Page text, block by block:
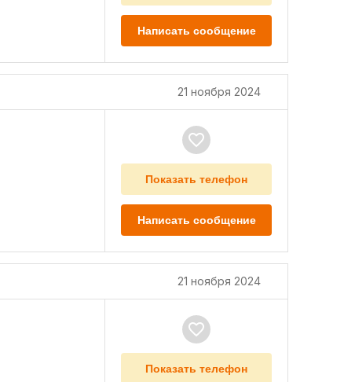
Написать сообщение
21 ноября 2024
Показать телефон
Написать сообщение
21 ноября 2024
Показать телефон